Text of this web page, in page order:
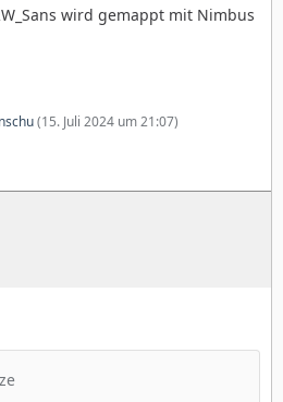
wird gemappt mit Nimbus
nschu(15. Juli 2024 um 21:07)